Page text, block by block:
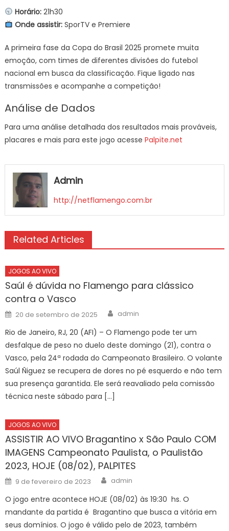
Horário:21h30
Onde assistir:SporTV e Premiere
A primeira fase da Copa do Brasil 2025 promete muita
emoção, com times de diferentes divisões do futebol
nacional em busca da classificação. Fique ligado nas
transmissões e acompanhe a competição!
Análise de Dados
Para uma análise detalhada dos resultados mais prováveis,
placares e mais para este jogo acesse Palpite.net
Admin
http://netflamengo.com.br
Related Articles
JOGOS AO VIVO
Saúl é dúvida no Flamengo para clássico
contra o Vasco
Posted
on
20 de setembro de 2025 Author
admin
Rio de Janeiro, RJ, 20 (AFI) – O Flamengo pode ter um
desfalque de peso no duelo deste domingo (21), contra o
Vasco, pela 24ª rodada do Campeonato Brasileiro. O volante
Saúl Ñiguez se recupera de dores no pé esquerdo e não tem
sua presença garantida. Ele será reavaliado pela comissão
técnica neste sábado para […]
JOGOS AO VIVO
ASSISTIR AO VIVO Bragantino x São Paulo COM
IMAGENS Campeonato Paulista, o Paulistão
2023, HOJE (08/02), PALPITES
Posted
on
9 de fevereiro de 2023 Author
admin
O jogo entre acontece HOJE (08/02) às 19:30 hs. O
mandante da partida é Bragantino que busca a vitória em
seus domínios. O jogo é válido pelo de 2023, também